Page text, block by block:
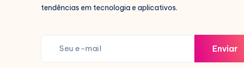
tendências em tecnologia e aplicativos.
Enviar